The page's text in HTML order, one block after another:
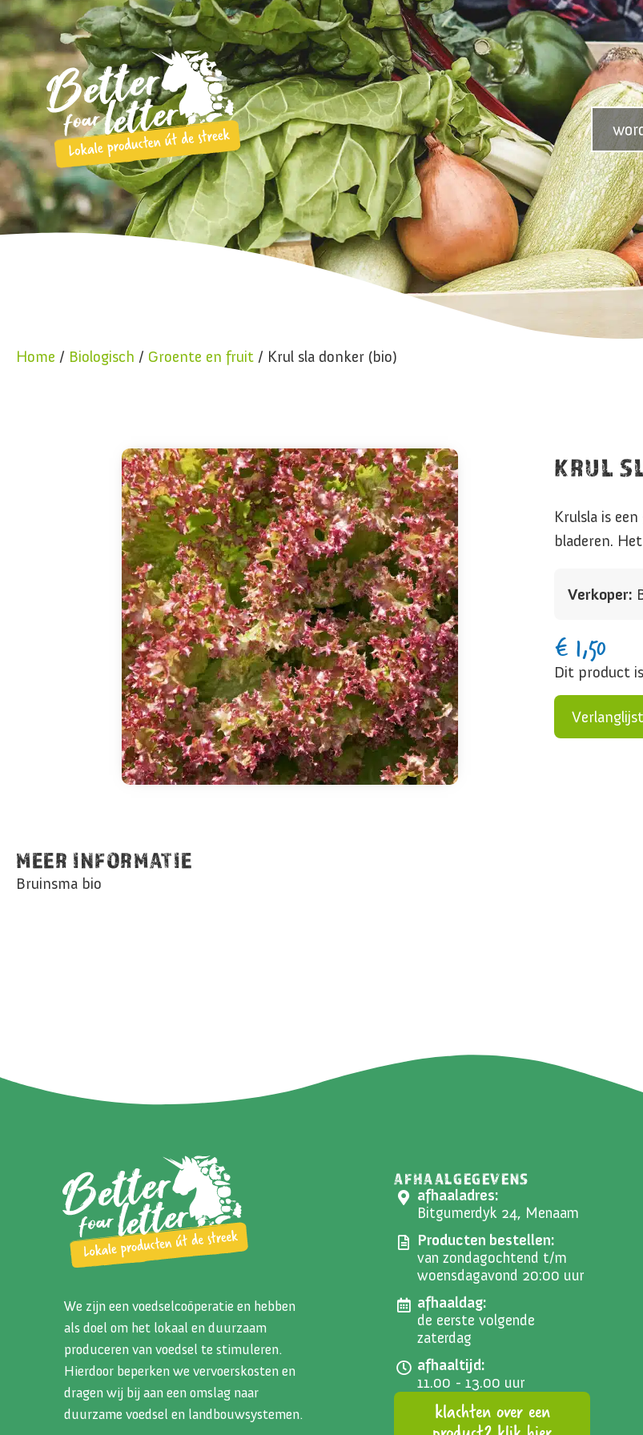
Home / Biologisch / Groente en fruit / Krul sla donker (bio)
KRUL
Krulsla is
bladeren.
Verkoper:
€ 1,50
Dit product
Verlanglijst
MEER INFORMATIE
Bruinsma bio
We zijn een voedselcoöperatie en hebben
als doel om het lokaal en duurzaam
produceren van voedsel te stimuleren.
Hierdoor beperken we vervoerskosten en
dragen wij bij aan een omslag naar
duurzame voedsel en landbouwsystemen.
AFHAALGEGEVENS
afhaaladres:
Bitgumerdyk 24, Menaam
Producten bestellen:
van zondagochtend t/m
woensdagavond 20:00 uur
afhaaldag:
de eerste volgende
zaterdag
afhaaltijd:
11.00 - 13.00 uur
klachten over een